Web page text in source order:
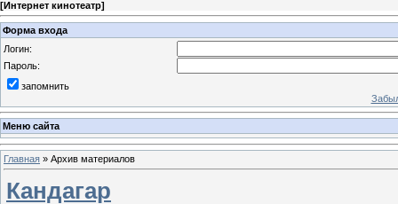
[Интернет кинотеатр]
Форма входа
Логин:
Пароль:
запомнить
Меню сайта
Главная » Архив материалов
Кандагар